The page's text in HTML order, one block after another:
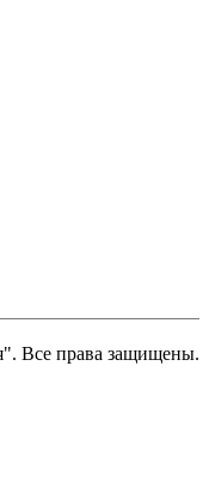
Все права защищены.